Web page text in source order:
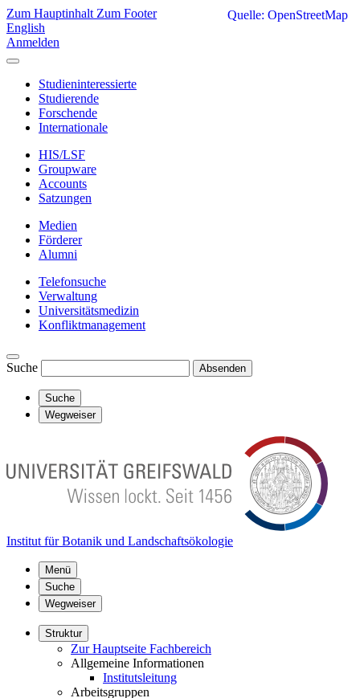
Zum Hauptinhalt Zum Footer
English
Anmelden
Studieninteressierte
Studierende
Forschende
Internationale
HIS/LSF
Groupware
Accounts
Satzungen
Medien
Förderer
Alumni
Telefonsuche
Verwaltung
Universitätsmedizin
Konfliktmanagement
Suche Absenden
Suche
Wegweiser
Institut für Botanik und Landschaftsökologie
Menü
Suche
Wegweiser
Struktur
Zur Hauptseite Fachbereich
Allgemeine Informationen
Institutsleitung
Arbeitsgruppen
Quelle: OpenStreetMap